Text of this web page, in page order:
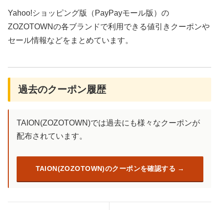
Yahoo!ショッピング版（PayPayモール版）の
ZOZOTOWNの各ブランドで利用できる値引きクーポンや
セール情報などをまとめています。
過去のクーポン履歴
TAION(ZOZOTOWN)では過去にも様々なクーポンが
配布されています。
TAION(ZOZOTOWN)のクーポンを確認する